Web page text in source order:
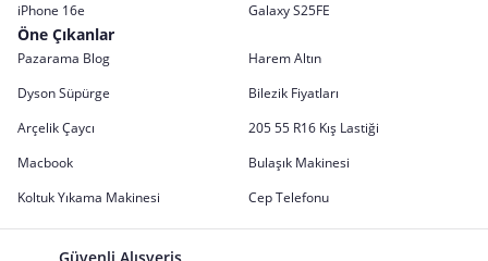
iPhone 16e
Galaxy S25FE
Öne Çıkanlar
Pazarama Blog
Harem Altın
Dyson Süpürge
Bilezik Fiyatları
Arçelik Çaycı
205 55 R16 Kış Lastiği
Macbook
Bulaşık Makinesi
Koltuk Yıkama Makinesi
Cep Telefonu